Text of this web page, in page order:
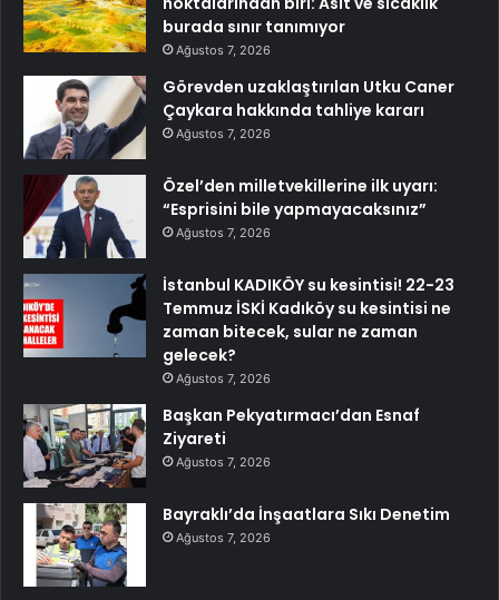
burada sınır tanımıyor
Ağustos 7, 2026
Görevden uzaklaştırılan Utku Caner
Çaykara hakkında tahliye kararı
Ağustos 7, 2026
Özel’den milletvekillerine ilk uyarı:
“Esprisini bile yapmayacaksınız”
Ağustos 7, 2026
İstanbul KADIKÖY su kesintisi! 22-23
Temmuz İSKİ Kadıköy su kesintisi ne
zaman bitecek, sular ne zaman
gelecek?
Ağustos 7, 2026
Başkan Pekyatırmacı’dan Esnaf
Ziyareti
Ağustos 7, 2026
Bayraklı’da İnşaatlara Sıkı Denetim
Ağustos 7, 2026